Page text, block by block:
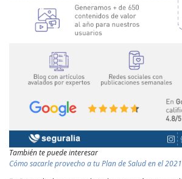
También te puede interesar
Cómo sacarle provecho a tu Plan de Salud en el 2021